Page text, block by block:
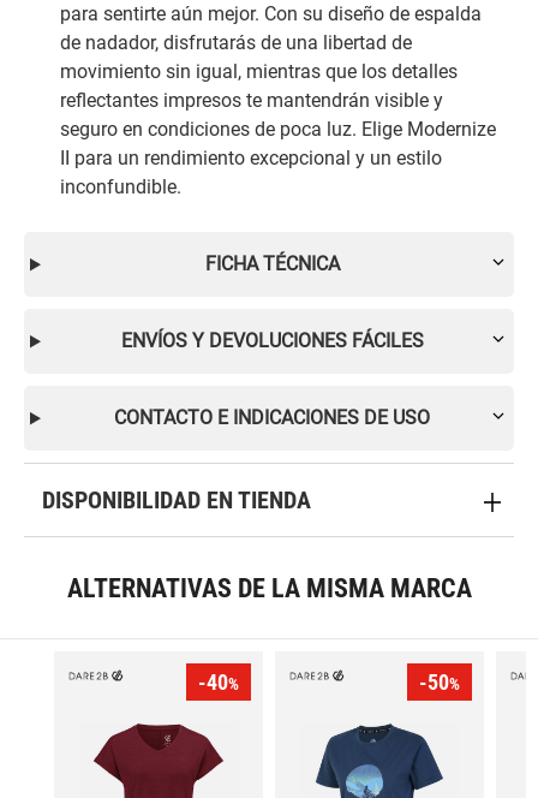
para sentirte aún mejor. Con su diseño de espalda
de nadador, disfrutarás de una libertad de
movimiento sin igual, mientras que los detalles
reflectantes impresos te mantendrán visible y
seguro en condiciones de poca luz. Elige Modernize
II para un rendimiento excepcional y un estilo
inconfundible.
FICHA TÉCNICA
ENVÍOS Y DEVOLUCIONES FÁCILES
CONTACTO E INDICACIONES DE USO
DISPONIBILIDAD EN TIENDA
ALTERNATIVAS DE LA MISMA MARCA
-40% -50%